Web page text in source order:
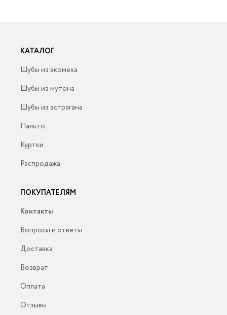
КАТАЛОГ
Шубы из экомеха
Шубы из мутона
Шубы из астрагана
Пальто
Куртки
Распродажа
ПОКУПАТЕЛЯМ
Контакты
Вопросы и ответы
Доставка
Возврат
Оплата
Отзывы